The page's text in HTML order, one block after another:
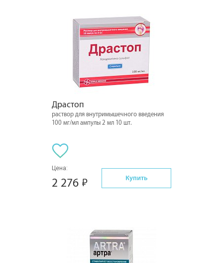
Драстоп
раствор для внутримышечного введения
100 мг/мл ампулы 2 мл 10 шт.
Цена:
2 276 Купить